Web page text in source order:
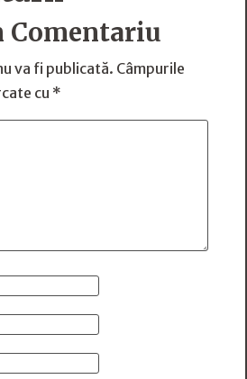
va fi publicată. Câmpurile
cu *